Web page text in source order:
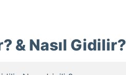
& Nasıl Gidilir?